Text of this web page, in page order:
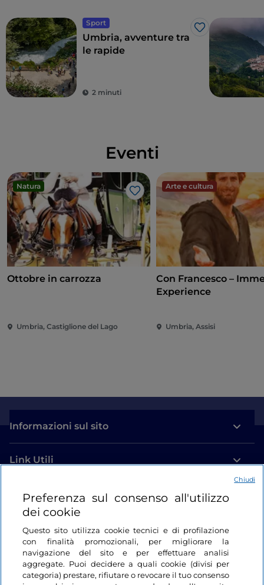
Sport
Like
Umbria, avventure tra
le rapide
2 minuti
Eventi
Natura
Like
Ottobre in carrozza
Umbria, Castiglione del Lago
Arte e cultura
Con Francesco –
Experience
Umbria, Assisi
Informazioni sul sito
Link Utili
Login
Restiamo in contatto
Preferenza sul consenso all'utilizzo
dei cookie
Questo sito utilizza cookie tecnici e di profilazione
con finalità promozionali, per migliorare la
navigazione del sito e per effettuare analisi
aggregate. Puoi decidere a quali cookie (divisi per
categoria) prestare, rifiutare o revocare il tuo consenso
Chiudi